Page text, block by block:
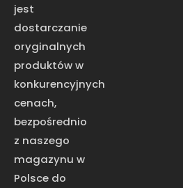
jest
dostarczanie
oryginalnych
produktów w
konkurencyjnych
cenach,
bezpośrednio
z naszego
magazynu w
Polsce do